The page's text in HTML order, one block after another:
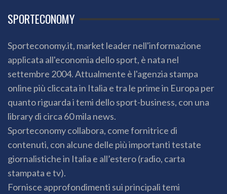
SPORTECONOMY
Sporteconomy.it, market leader nell'informazione
applicata all'economia dello sport, è nata nel
settembre 2004. Attualmente è l'agenzia stampa
online più cliccata in Italia e tra le prime in Europa per
quanto riguarda i temi dello sport-business, con una
library di circa 60 mila news.
Sporteconomy collabora, come fornitrice di
contenuti, con alcune delle più importanti testate
giornalistiche in Italia e all’estero (radio, carta
stampata e tv).
Fornisce approfondimenti sui principali temi